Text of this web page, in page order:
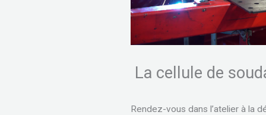
La cellule de
Rendez-vous dans l’atelier à la